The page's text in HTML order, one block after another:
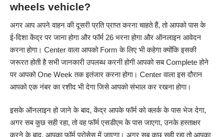
wheels vehicle?
अगर आप अपने वाहन की दूसरी प्रति प्राप्त करना चाहते हैं, तो आपको पास के
ई-दिशा केंद्र पर जाना होगा और फॉर्म 26 भरना होगा और ऑनलाइन आवेदन
करना होगा। Center वाला आपको Form के लिए भी कहेगा क्योंकि इसकी
जरूरत होती है सभी जानकारी उपलब्ध करनी होगी आपको सब Complete होने
पर आपको One Week तक इतंजार करना होगा। Center वाला इस दौरान
आपको एक नंबर का रशीद भी देगा जिसे आपको संभाल कर रखना होगा।
इसके ऑनलाइन हो जाने के बाद, केंद्र आपके फॉर्म को क्लर्क के पास भेज देगा,
अगर सब कुछ सही रहा, तो वह फॉर्म एसडीएम के पास जाएगा, उनके हस्ताक्षर
करने के बाद, आपका फॉर्म प्रोसेस में जाएगा। अगर सब कुछ सही रहा तो आपका